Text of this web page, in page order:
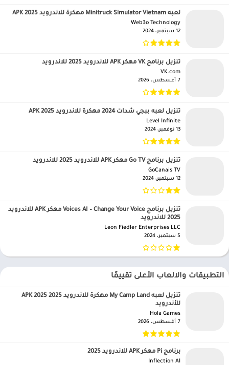
لعبه Minitruck Simulator Vietnam مهكرة للاندرويد APK 2025
Web3o Technology‏
12 سبتمبر، 2024
تنزيل برنامج VK مهكر APK للاندرويد 2025 للاندرويد
VK.com‏
7 أغسطس، 2026
تنزيل لعبه ببجي شدات 2024 مهكرة للاندرويد APK 2025
Level Infinite‏
13 نوفمبر، 2024
تنزيل برنامج Go TV مهكر APK للاندرويد 2025 للاندرويد
GoCanais TV‏
12 سبتمبر، 2024
تنزيل برنامج Voices AI – Change Your Voice مهكر APK للاندرويد
2025 للاندرويد
Leon Fiedler Enterprises LLC‏
5 سبتمبر، 2024
التطبيقات والالعاب الأعلى تقييمًا
تنزيل لعبه My Camp Land مهكرة للاندرويد APK 2025 2025
للأندرويد
Hola Games‏
7 أغسطس، 2026
برنامج Pi مهكر APK للاندرويد 2025
Inflection AI‏